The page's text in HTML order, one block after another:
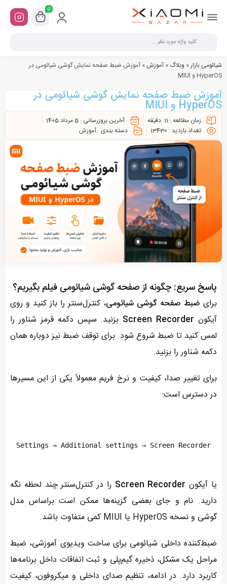
0
شیائومی بازار» وبلاگ » آموزش» آموزش ضبط صفحه نمایش گوشی شیائومی در
HyperOS و MIUI
آموزش ضبط صفحه نمایش گوشی شیائومی در
HyperOS و MIUI
زمان مطالعه : 11 دقیقه آخرین بروزرسانی : 5 مرداد 1405
تعداد بازدید : 13430 دسته بندی : آموزش
پاسخ سریع: چگونه از صفحه گوشی شیائومی فیلم بگیریم؟
برای ضبط صفحه گوشی شیائومی، کنترل‌سنتر را باز کنید و روی
آیکون Screen Recorder بزنید. سپس دکمه قرمز شناور را
لمس کنید تا ضبط شروع شود. برای توقف ضبط نیز دوباره همان
دکمه شناور را بزنید.
برای تغییر صدا، کیفیت و نرخ فریم معمولاً یکی از این مسیرها
در دسترس است:
Settings → Additional settings → Screen Recorder
یا آیکون Screen Recorder را در کنترل‌سنتر چند لحظه نگه
دارید. نام و جای بعضی گزینه‌ها ممکن است براساس مدل
گوشی و نسخه HyperOS یا MIUI کمی متفاوت باشد.
ضبط‌کننده داخلی شیائومی برای ساخت ویدیوی آموزشی، ضبط
مراحل یک مشکل، ذخیره گیم‌پلی و ثبت اتفاقات داخل برنامه‌ها
کاربرد دارد. در ادامه، تنظیم صدای داخلی و میکروفون، کیفیت